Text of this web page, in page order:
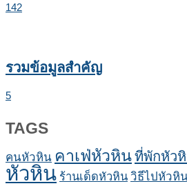
142
รวมข้อมูลสำคัญ
5
TAGS
คนหัวหิน คาเฟ่หัวหินที่พักหัว
หัวหิน ร้านเด็ดหัวหิน วิธีไปหัวหิ